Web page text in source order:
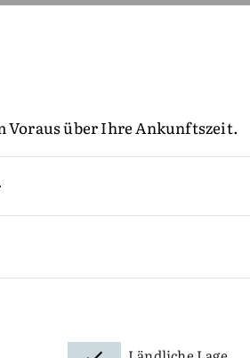
über Ihre Ankunftszeit.